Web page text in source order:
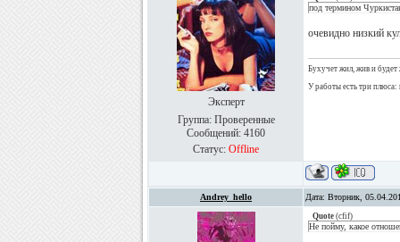
Эксперт
Группа: Проверенные
Сообщений: 4160
Статус: Offline
под термином
очевидно низкий
Бухучет жил, жив и будет
У работы есть три плюса:
Andrey_hello Дата: Вторник,
Quote (cfif)
Не пойму, какое